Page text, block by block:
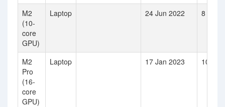
M2
(10-
core
GPU)
Laptop 24 Jun 2022 8
M2
Pro
(16-
core
GPU)
Laptop 17 Jan 2023 10